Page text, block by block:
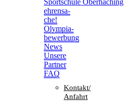
Sport­schule Oberhaching
ehren­sa­
che!
Olym­pia­
be­wer­bung
News
Unsere
Part­ner
FAQ
Kontakt/​​
Anfahrt